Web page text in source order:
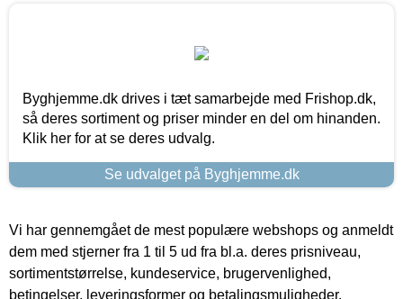
Byghjemme.dk drives i tæt samarbejde med Frishop.dk,
så deres sortiment og priser minder en del om hinanden.
Klik her for at se deres udvalg.
Se udvalget på Byghjemme.dk
Vi har gennemgået de mest populære webshops og anmeldt
dem med stjerner fra 1 til 5 ud fra bl.a. deres prisniveau,
sortimentstørrelse, kundeservice, brugervenlighed,
betingelser, leveringsformer og betalingsmuligheder.